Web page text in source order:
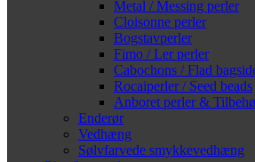
Metal / Messing perler
Cloisonne perler
Bogstavperler
Fimo / Ler perler
Cabochons / Flad
Rocaiperler / Seed beads
Anboret perler &
Enderør
Vedhæng
Sølvfarvede smykkevedhæng